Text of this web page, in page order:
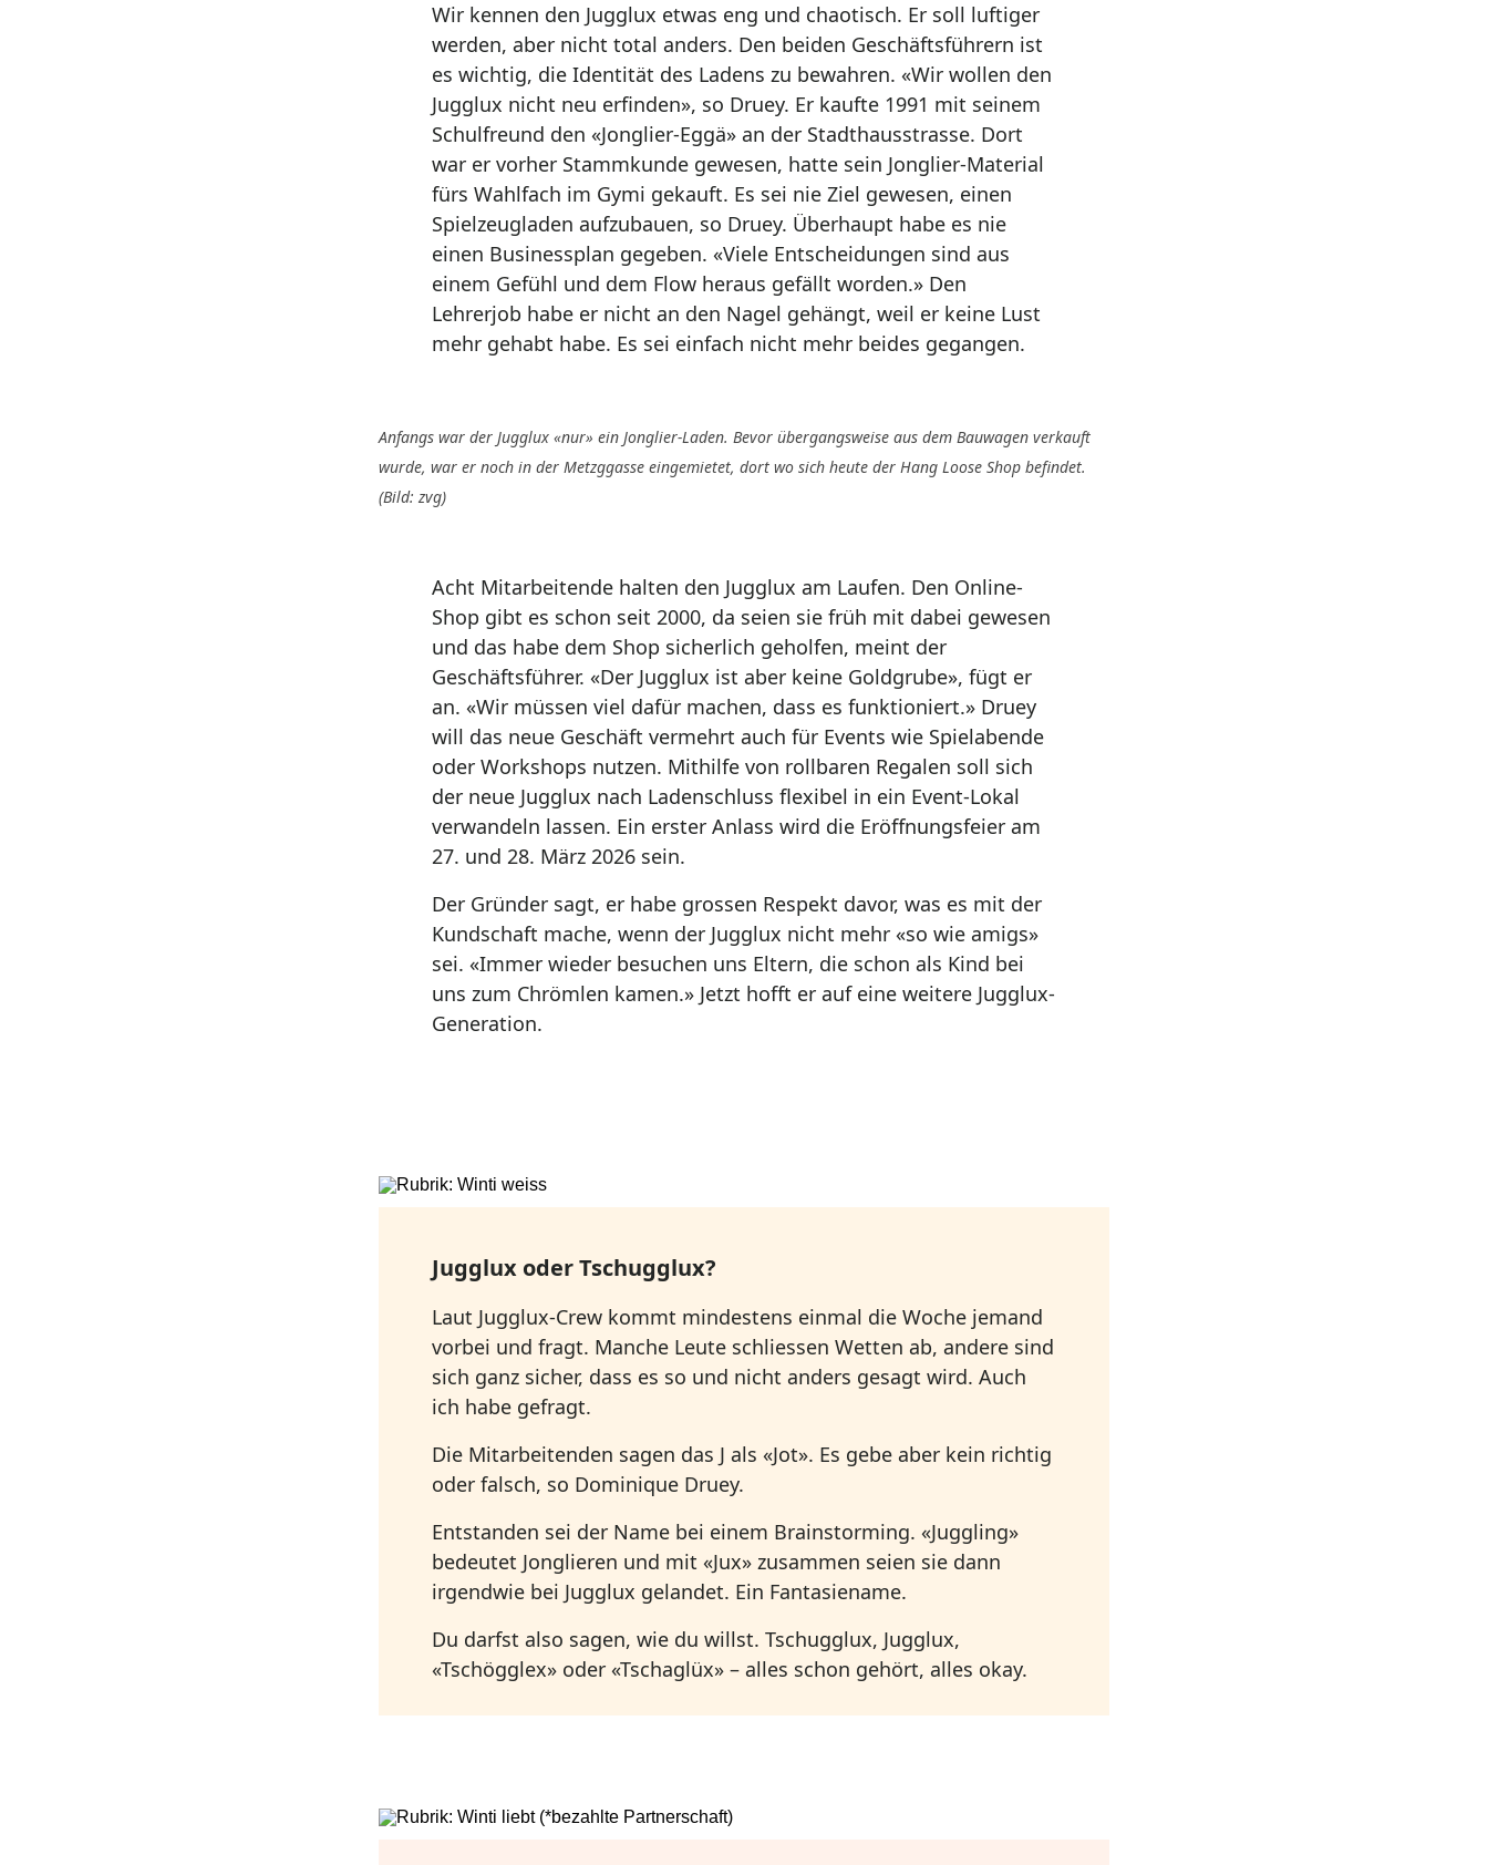
Wir kennen den Jugglux etwas eng und chaotisch. Er soll luftiger
werden, aber nicht total anders. Den beiden Geschäftsführern ist
es wichtig, die Identität des Ladens zu bewahren. «Wir wollen den
Jugglux nicht neu erfinden», so Druey. Er kaufte 1991 mit seinem
Schulfreund den «Jonglier-Eggä» an der Stadthausstrasse. Dort
war er vorher Stammkunde gewesen, hatte sein Jonglier-Material
fürs Wahlfach im Gymi gekauft. Es sei nie Ziel gewesen, einen
Spielzeugladen aufzubauen, so Druey. Überhaupt habe es nie
einen Businessplan gegeben. «Viele Entscheidungen sind aus
einem Gefühl und dem Flow heraus gefällt worden.» Den
Lehrerjob habe er nicht an den Nagel gehängt, weil er keine Lust
mehr gehabt habe. Es sei einfach nicht mehr beides gegangen.
Anfangs war der Jugglux «nur» ein Jonglier-Laden. Bevor übergangsweise aus dem Bauwagen verkauft
wurde, war er noch in der Metzggasse eingemietet, dort wo sich heute der Hang Loose Shop befindet.
(Bild: zvg)
Acht Mitarbeitende halten den Jugglux am Laufen. Den Online-
Shop gibt es schon seit 2000, da seien sie früh mit dabei gewesen
und das habe dem Shop sicherlich geholfen, meint der
Geschäftsführer. «Der Jugglux ist aber keine Goldgrube», fügt er
an. «Wir müssen viel dafür machen, dass es funktioniert.» Druey
will das neue Geschäft vermehrt auch für Events wie Spielabende
oder Workshops nutzen. Mithilfe von rollbaren Regalen soll sich
der neue Jugglux nach Ladenschluss flexibel in ein Event-Lokal
verwandeln lassen. Ein erster Anlass wird die Eröffnungsfeier am
27. und 28. März 2026 sein.
Der Gründer sagt, er habe grossen Respekt davor, was es mit der
Kundschaft mache, wenn der Jugglux nicht mehr «so wie amigs»
sei. «Immer wieder besuchen uns Eltern, die schon als Kind bei
uns zum Chrömlen kamen.» Jetzt hofft er auf eine weitere Jugglux-
Generation.
Jugglux oder Tschugglux?
Laut Jugglux-Crew kommt mindestens einmal die Woche jemand
vorbei und fragt. Manche Leute schliessen Wetten ab, andere sind
sich ganz sicher, dass es so und nicht anders gesagt wird. Auch
ich habe gefragt.
Die Mitarbeitenden sagen das J als «Jot». Es gebe aber kein richtig
oder falsch, so Dominique Druey.
Entstanden sei der Name bei einem Brainstorming. «Juggling»
bedeutet Jonglieren und mit «Jux» zusammen seien sie dann
irgendwie bei Jugglux gelandet. Ein Fantasiename.
Du darfst also sagen, wie du willst. Tschugglux, Jugglux,
«Tschögglex» oder «Tschaglüx» – alles schon gehört, alles okay.